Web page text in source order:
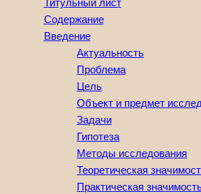
Титульный лист
Содержание
Введение
Актуальность
Проблема
Цель
Объект и предмет
Задачи
Гипотеза
Методы исследования
Теоретическая
Практическая